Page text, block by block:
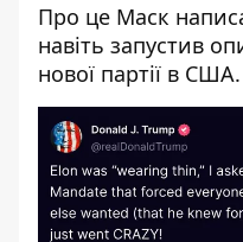
Про це Маск
навіть запустив
нової партії в США.